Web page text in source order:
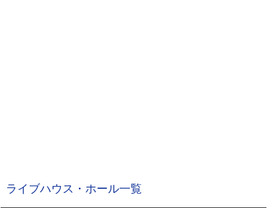
ライブハウス・ホール一覧